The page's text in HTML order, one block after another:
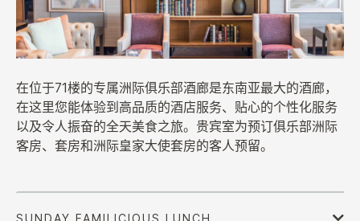
在位于71楼的专属洲际俱乐部酒廊是东南亚最大的酒廊，
在这里您能体验到高品质的酒店服务、贴心的个性化服务
以及令人振奋的全天美食之旅。贵宾室为预订俱乐部洲际
客房、套房和洲际皇家大使套房的客人预留。